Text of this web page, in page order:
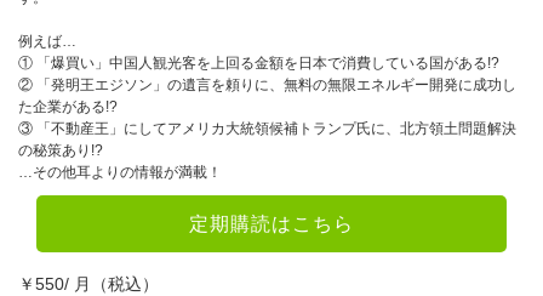
例えば…
① 「爆買い」中国人観光客を上回る金額を日本で消費している国がある!?
② 「発明王エジソン」の遺言を頼りに、無料の無限エネルギー開発に成功し
た企業がある!?
③ 「不動産王」にしてアメリカ大統領候補トランプ氏に、北方領土問題解決
の秘策あり!?
…その他耳よりの情報が満載！
定期購読はこちら
￥550/ 月（税込）